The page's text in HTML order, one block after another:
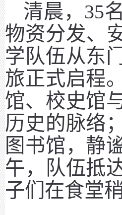
清晨， 35
物资分发、
学队伍从东
旅正式启程
馆、校史馆
历史的脉络
图书馆，静
午，队伍抵
子们在食堂